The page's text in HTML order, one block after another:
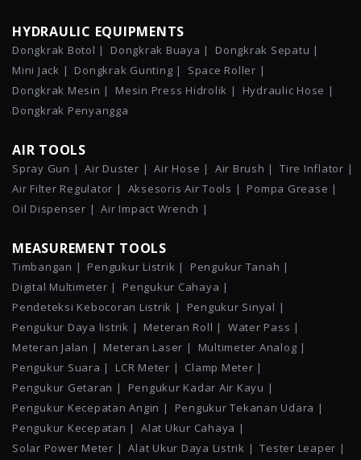
HYDRAULIC EQUIPMENTS
Dongkrak Botol | Dongkrak Buaya |
Dongkrak Sepatu |
Mini Jack |
Dongkrak Gunting |
Space Roller |
Dongkrak Mesin |
Mesin Press Hidrolik |
Hydraulic Hose |
Dongkrak Penyangga
AIR TOOLS
Spray Gun | Air Duster | Air Hose | Air Brush |
Tire Inflator |
Air Filter Regulator |
Aksesoris Air Tools |
Pompa Grease |
Oil Dispenser | Air Impact Wrench |
MEASUREMENT TOOLS
Timbangan | Pengukur Listrik |
Pengukur Tanah |
Digital Multimeter |
Pengukur Cahaya |
Pendeteksi Kebocoran Listrik |
Pengukur Sinyal |
Pengukur Daya listrik |
Meteran Roll |
Water Pass |
Meteran Jalan |
Meteran Laser |
Multimeter Analog |
Pengukur Suara |
LCR Meter |
Clamp Meter |
Pengukur Getaran |
Pengukur Kadar Air Kayu |
Pengukur Kecepatan Angin |
Pengukur Tekanan Udara |
Pengukur Kecepatan |
Alat Ukur Cahaya |
Solar Power Meter | Alat Ukur Daya Listrik | Tester Leaper |